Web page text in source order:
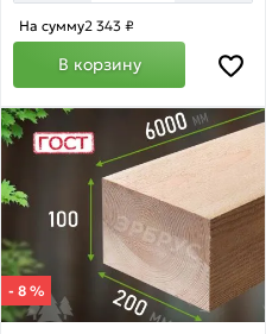
На сумму2 343 ₽
В корзину
- 8 %